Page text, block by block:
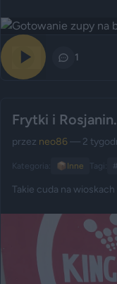
1
Frytki i Rosjanin.
przez neo86— 2
Kategoria: 📦 Inne Tagi:
Takie cuda na